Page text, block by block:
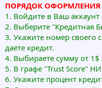
ПОРЯДОК ОФОРМЛЕНИЯ
1. Войдите в Ваш
2. Выберите "Кредитная
3. Укажите номер своего
даете кредит.
4. Выбираете сумму от
5. В графе "Trust Score"
6. Укажите процент